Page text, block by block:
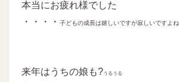
本当にお疲れ様でした
・・・・ 子どもの成長は嬉しいですが寂しいですよね
来年はうちの娘も?うるうる